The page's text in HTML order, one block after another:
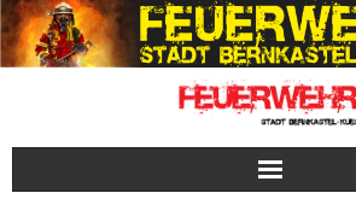
Skip
to
content